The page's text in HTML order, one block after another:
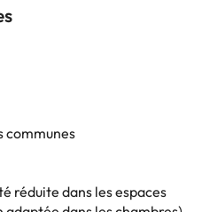
communes
réduite dans les espaces